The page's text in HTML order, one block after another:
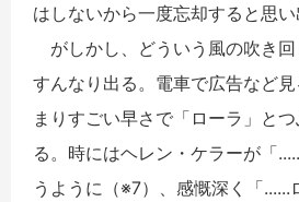
はしないから一度忘却すると思い
がしかし、どういう風の吹き
すんなり出る。電車で広告など
まりすごい早さで「ローラ」と
る。時にはヘレン・ケラーが「
うように（※7）、感慨深く「......